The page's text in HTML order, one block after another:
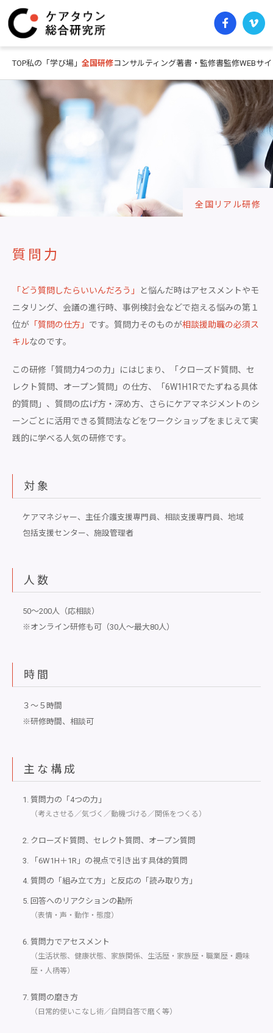
TOP私の「学び場」 全国研修コンサルティング著書・監修書監修WEBサ
全国リアル研修
質問力
「どう質問したらいいんだろう」
と悩んだ時はアセスメントやモ
ニタリング、会議の進行時、事例検討会などで抱える悩みの第１
位が 「質問の仕方」 です。質問力そのものが相談援助職の必須ス
キルなのです。
この研修「質問力4つの力」にはじまり、「クローズド質問、セ
レクト質問、オープン質問」の仕方、「6W1H1Rでたずねる具体
的質問」、質問の広げ方・深め方、さらにケアマネジメントのシ
ーンごとに活用できる質問法などをワークショップをまじえて実
践的に学べる人気の研修です。
対象
ケアマネジャー、主任介護支援専門員、相談支援専門員、地域
包括支援センター、施設管理者
人数
50～200人（応相談）
※オンライン研修も可（30人～最大80人）
時間
３～５時間
※研修時間、相談可
主な構成
質問力の「4つの力」
（考えさせる／気づく／動機づける／関係をつくる）
クローズド質問、セレクト質問、オープン質問
「6W1H＋1R」の視点で引き出す具体的質問
質問の「組み立て方」と反応の「読み取り方」
回答へのリアクションの勘所
（表情・声・動作・態度）
質問力でアセスメント
（生活状態、健康状態、家族関係、生活歴・家族歴・職業歴・趣味
歴・人柄等）
質問の磨き方
（日常的使いこなし術／自問自答で磨く等）